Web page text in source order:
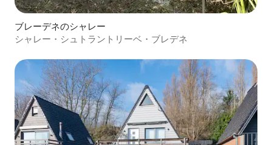
ブレーデネのシャレー
シャレー・シュトラントリーベ・ブレデネ